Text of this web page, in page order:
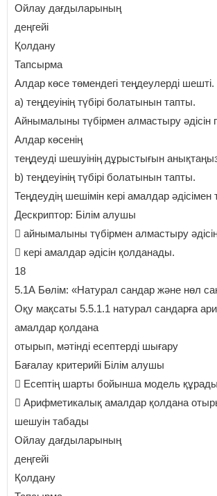
Ойлау дағдыларының
деңгейі
Қолдану
Тапсырма
Алдар көсе төмендегі теңдеулерді шешті.
а) теңдеуінің түбірі болатынын тапты.
Айнымалыны түбірмен алмастыру әдісін
Алдар көсенің
теңдеуді шешуінің дұрыстығын
b) теңдеуінің түбірі болатынын тапты.
Теңдеудің шешімін кері амалдар әдісімен
Дескриптор: Білім алушы
 айнымалыны түбірмен алмастыру
 кері амалдар әдісін қолданады.
18
5.1А Бөлім: «Натурал сандар және нөл
Оқу мақсаты 5.5.1.1 натурал сандарға
амалдар қолдана
отырып, мәтінді есептерді шығару
Бағалау критерийі Білім алушы
 Есептің шарты бойынша модель құрады
 Арифметикалық амалдар қолдана
шешуін табады
Ойлау дағдыларының
деңгейі
Қолдану